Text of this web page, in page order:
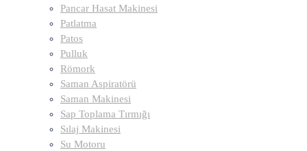
Pancar Hasat Makinesi
Patlatma
Patos
Pulluk
Römork
Saman Aspiratörü
Saman Makinesi
Sap Toplama Tırmığı
Sılaj Makinesi
Su Motoru